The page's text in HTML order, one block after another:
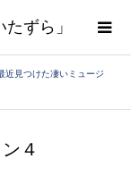
ずら」
近見つけた凄いミュージ
４